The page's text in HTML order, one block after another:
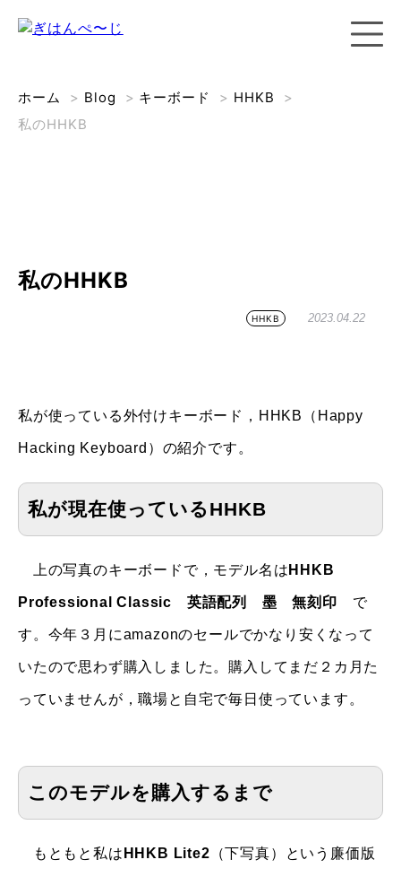
ホーム > Blog > キーボード > HHKB
>
私のHHKB
私のHHKB
HHKB 2023.04.22
私が使っている外付けキーボード，HHKB（Happy
Hacking Keyboard）の紹介です。
私が現在使っているHHKB
上の写真のキーボードで，モデル名は HHKB
Professional Classic 英語配列 墨 無刻印 で
す。今年３月にamazonのセールでかなり安くなって
いたので思わず購入しました。購入してまだ２カ月た
っていませんが，職場と自宅で毎日使っています。
このモデルを購入するまで
もともと私は HHKB Lite2 （下写真）という廉価版